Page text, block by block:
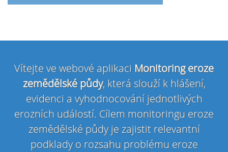
Vítejte ve webové aplikaci Monitoring eroze
zemědělské půdy, která slouží k hlášení,
evidenci a vyhodnocování jednotlivých
erozních událostí. Cílem monitoringu eroze
zemědělské půdy je zajistit relevantní
podklady o rozsahu problému eroze